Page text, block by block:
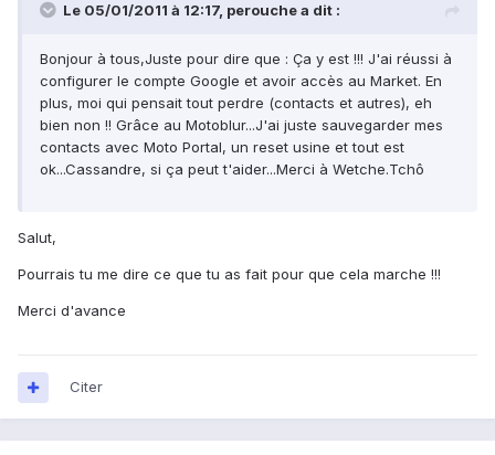
Le 05/01/2011 à 12:17, perouche a dit :
Bonjour à tous,Juste pour dire que : Ça y est !!! J'ai réussi à
configurer le compte Google et avoir accès au Market. En
plus, moi qui pensait tout perdre (contacts et autres), eh
bien non !! Grâce au Motoblur...J'ai juste sauvegarder mes
contacts avec Moto Portal, un reset usine et tout est
ok...Cassandre, si ça peut t'aider...Merci à Wetche.Tchô
Salut,
Pourrais tu me dire ce que tu as fait pour que cela marche !!!
Merci d'avance
Citer